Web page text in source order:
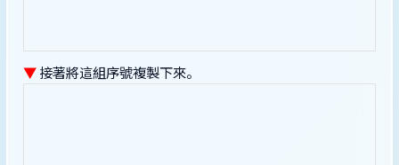
▼接著將這組序號複製下來。